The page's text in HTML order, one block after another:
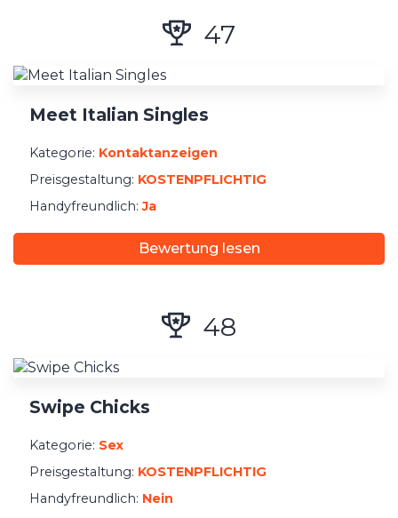
47
Meet Italian Singles
Kategorie: Kontaktanzeigen
Preisgestaltung: KOSTENPFLICHTIG
Handyfreundlich:Ja
Bewertung lesen
48
Swipe Chicks
Kategorie: Sex
Preisgestaltung: KOSTENPFLICHTIG
Handyfreundlich: Nein